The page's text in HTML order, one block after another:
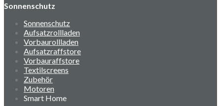
Sonnenschutz
Sonnenschutz
Aufsatzrollladen
Vorbaurollladen
Aufsatzraffstore
Vorbauraffstore
Textilscreens
Zubehör
Motoren
Smart Home